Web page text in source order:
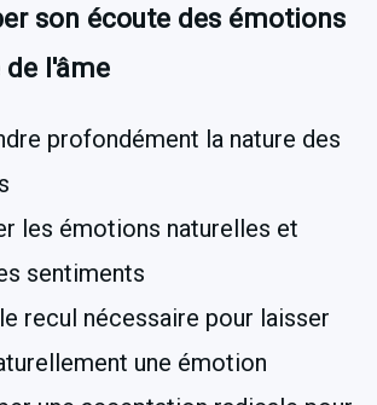
son écoute des émotions
de l'âme
profondément la nature des
les émotions naturelles et
sentiments
recul nécessaire pour laisser
une émotion